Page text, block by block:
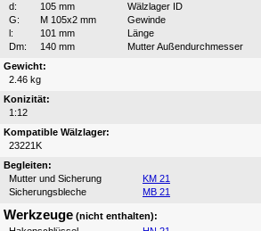
d:
105 mm
Wälzlager ID
G:
M 105x2 mm
Gewinde
l:
101 mm
Länge
Dm:
140 mm
Mutter Außendurchmesser
Gewicht:
2.46 kg
Konizität:
1:12
Kompatible Wälzlager:
23221K
Begleiten:
Mutter und Sicherung
KM 21
Sicherungsbleche
MB 21
Werkzeuge (nicht enthalten):